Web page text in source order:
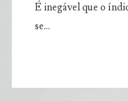
É inegável que o
se…